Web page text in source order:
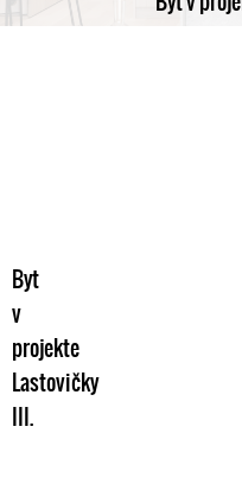
Byt
v
projekte
Lastovičky
III.